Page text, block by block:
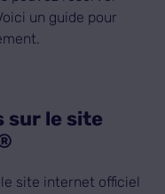
un guide pour
sur le site
site internet officiel